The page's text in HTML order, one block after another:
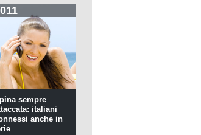
sempre
italiani
anche in